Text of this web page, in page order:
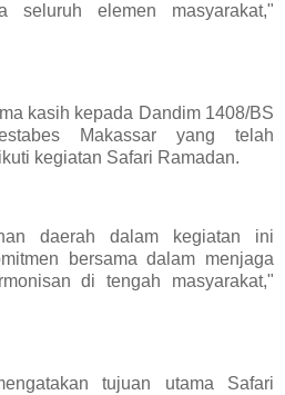
seluruh elemen masyarakat,"
kasih kepada Dandim 1408/BS
Makassar yang telah
kegiatan Safari Ramadan.
daerah dalam kegiatan ini
bersama dalam menjaga
di tengah masyarakat,"
tujuan utama Safari